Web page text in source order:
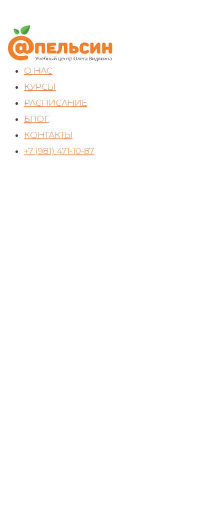
О НАС
КУРСЫ
РАСПИСАНИЕ
БЛОГ
КОНТАКТЫ
+7 (981) 471-10-87